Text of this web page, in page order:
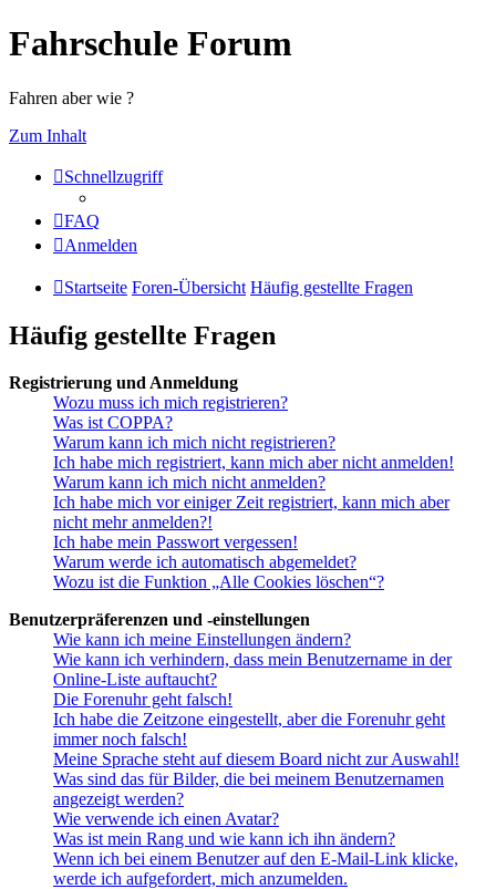
Fahrschule Forum
Fahren aber wie ?
Zum Inhalt
Schnellzugriff
FAQ
Anmelden
Startseite Foren-Übersicht Häufig gestellte Fragen
Häufig gestellte Fragen
Registrierung und Anmeldung
Wozu muss ich mich registrieren?
Was ist COPPA?
Warum kann ich mich nicht registrieren?
Ich habe mich registriert, kann mich aber nicht anmelden!
Warum kann ich mich nicht anmelden?
Ich habe mich vor einiger Zeit registriert, kann mich aber
nicht mehr anmelden?!
Ich habe mein Passwort vergessen!
Warum werde ich automatisch abgemeldet?
Wozu ist die Funktion „Alle Cookies löschen“?
Benutzerpräferenzen und -einstellungen
Wie kann ich meine Einstellungen ändern?
Wie kann ich verhindern, dass mein Benutzername in der
Online-Liste auftaucht?
Die Forenuhr geht falsch!
Ich habe die Zeitzone eingestellt, aber die Forenuhr geht
immer noch falsch!
Meine Sprache steht auf diesem Board nicht zur Auswahl!
Was sind das für Bilder, die bei meinem Benutzernamen
angezeigt werden?
Wie verwende ich einen Avatar?
Was ist mein Rang und wie kann ich ihn ändern?
Wenn ich bei einem Benutzer auf den E-Mail-Link klicke,
werde ich aufgefordert, mich anzumelden.